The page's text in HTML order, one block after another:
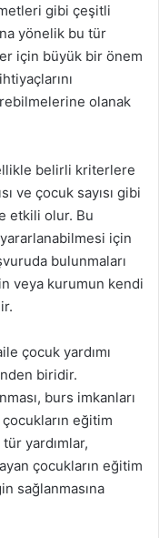
gibi çeşitli
yönelik bu tür
için büyük bir önem
olanak
belirli kriterlere
ve çocuk sayısı gibi
etkili olur. Bu
için
bulunmaları
veya kurumun kendi
çocuk yardımı
biridir.
burs imkanları
eğitim
yardımlar,
çocukların eğitim
sağlanmasına